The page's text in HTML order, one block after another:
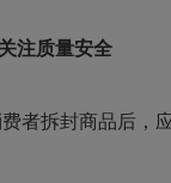
注质量安全
拆封商品后，应